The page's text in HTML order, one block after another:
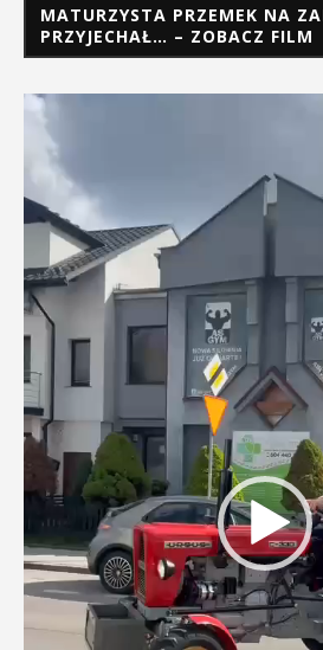
MATURZYSTA PRZEMEK NA
PRZYJECHAŁ… – ZOBACZ FILM
Odtwarzacz